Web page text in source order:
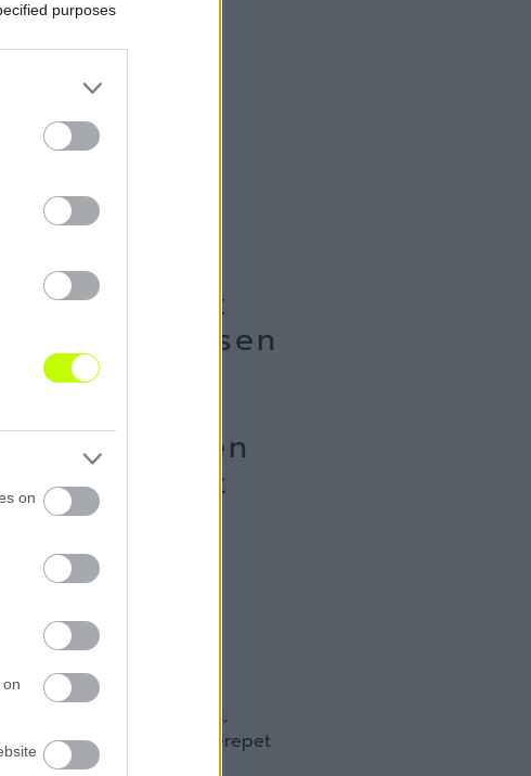
purposes
on
lehessen
nehezen
gyermeket
közéleti személyiségek,
profi labdarúgók is szerepet